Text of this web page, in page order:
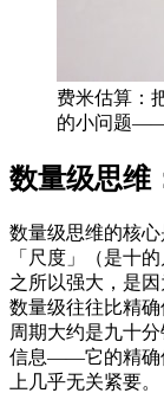
费米估算：
的小问题
数量级思维
数量级思维的核
「尺度」（是十
之所以强大，是
数量级往往比精
周期大约是九十
信息——它的精确
上几乎无关紧要。